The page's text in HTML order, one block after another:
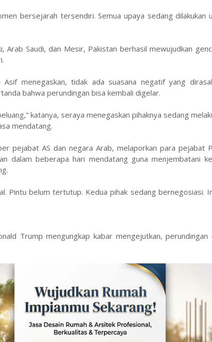
bersejarah tersendiri. Semua upaya sedang dilakukan
Arab Saudi, dan Mesir, Pakistan berhasil mewujudkan
menegaskan, tidak ada suasana negatif yang
bahwa perundingan bisa kembali digelar.
katanya, seraya menegaskan pihaknya sedang
mendatang.
pejabat AS dan negara Arab, melaporkan para pejabat
dalam beberapa hari mendatang guna menjembatani
Pintu belum tertutup. Kedua pihak sedang bernegosiasi.
Trump mengungkap kabar mengejutkan,